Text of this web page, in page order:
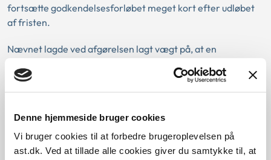
Denne hjemmeside bruger cookies
Vi bruger cookies til at forbedre brugeroplevelsen på
ast.dk. Ved at tillade alle cookies giver du samtykke til, at
fortsætte godkendelsesforløbet meget kort efter udløbet
af fristen.
Nævnet lagde ved afgørelsen lagt vægt på, at en
opfattelse, kunne siges at være ubetydelig, når henses til, at
den normale frist er 12 måneder. Nævnet lagde herudover
tale om udefrakommende omstændigheder, som
forhindrede dem i at indgive anmodning om iværksættelse
af fase 3 på et tidligere tidspunkt.